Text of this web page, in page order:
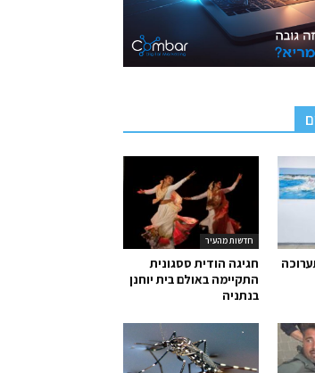
חדשות מהעיר
חגיגה הודית ססגונית
התקיימה באולם בית יוחנן
בנתניה